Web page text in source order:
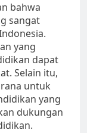
bahwa
sangat
yang
dapat
Selain itu,
untuk
yang
dukungan